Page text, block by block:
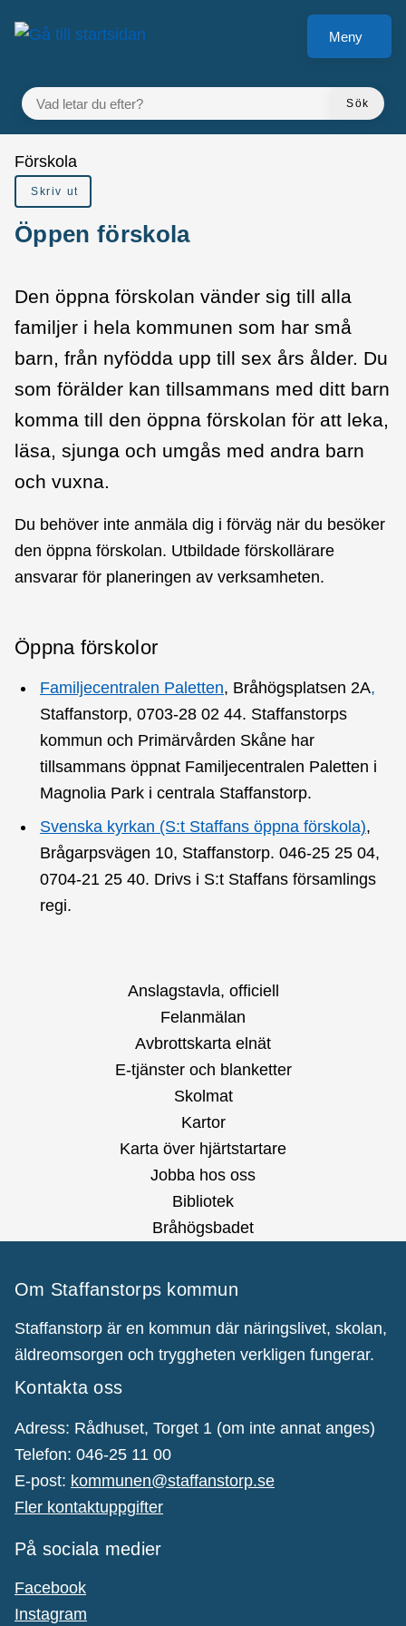
Gå till innehåll
till sidomeny
Meny
VAD LETAR DU EFTER?
Sök
Du är här:
Förskola
Skriv ut
Öppen förskola
Den öppna förskolan vänder sig till alla
familjer i hela kommunen som har små
barn, från nyfödda upp till sex års ålder. Du
som förälder kan tillsammans med ditt barn
komma till den öppna förskolan för att leka,
läsa, sjunga och umgås med andra barn
och vuxna.
Du behöver inte anmäla dig i förväg när du besöker
den öppna förskolan. Utbildade förskollärare
ansvarar för planeringen av verksamheten.
Öppna förskolor
Familjecentralen Paletten, Bråhögsplatsen 2A,
Staffanstorp, 0703-28 02 44. Staffanstorps
kommun och Primärvården Skåne har
tillsammans öppnat Familjecentralen Paletten i
Magnolia Park i centrala Staffanstorp.
Svenska kyrkan (S:t Staffans öppna förskola),
Brågarpsvägen 10, Staffanstorp. 046-25 25 04,
0704-21 25 40. Drivs i S:t Staffans församlings
regi.
Anslagstavla, officiell
Felanmälan
Avbrottskarta elnät
E-tjänster och blanketter
Skolmat
Kartor
Karta över hjärtstartare
Jobba hos oss
Bibliotek
Bråhögsbadet
Om Staffanstorps kommun
Staffanstorp är en kommun där näringslivet, skolan,
äldreomsorgen och tryggheten verkligen fungerar.
Kontakta oss
Adress: Rådhuset, Torget 1 (om inte annat anges)
Telefon: 046-25 11 00
E-post: kommunen@staffanstorp.se
Fler kontaktuppgifter
På sociala medier
Facebook
Instagram